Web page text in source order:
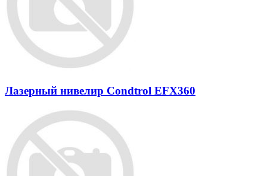
Лазерный нивелир Condtrol EFX360